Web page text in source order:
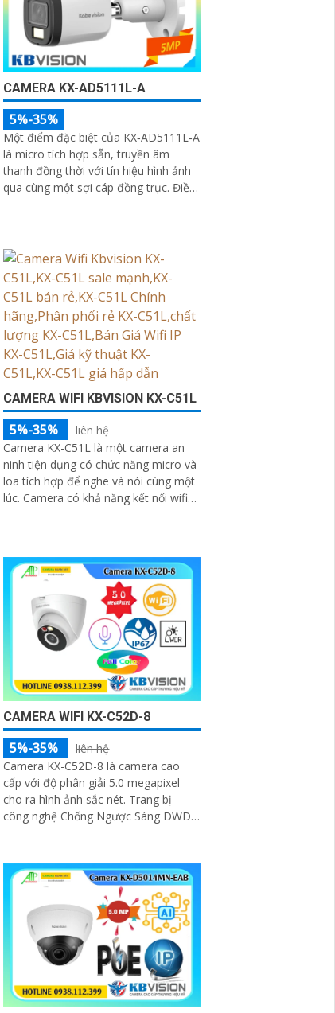
CAMERA KX-AD5111L-A
5%-35%
Một điểm đặc biệt của KX‑AD5111L‑A
là micro tích hợp sẵn, truyền âm
thanh đồng thời với tín hiệu hình ảnh
qua cùng một sợi cáp đồng trục. Điều
CAMERA WIFI KBVISION KX-C51L
5%-35%
liên hệ
Camera KX-C51L là một camera an
ninh tiện dụng có chức năng micro và
loa tích hợp để nghe và nói cùng một
lúc. Camera có khả năng kết nối wifi
CAMERA WIFI KX-C52D-8
5%-35%
liên hệ
Camera KX-C52D-8 là camera cao
cấp với độ phân giải 5.0 megapixel
cho ra hình ảnh sắc nét. Trang bị
công nghệ Chống Ngược Sáng DWDR